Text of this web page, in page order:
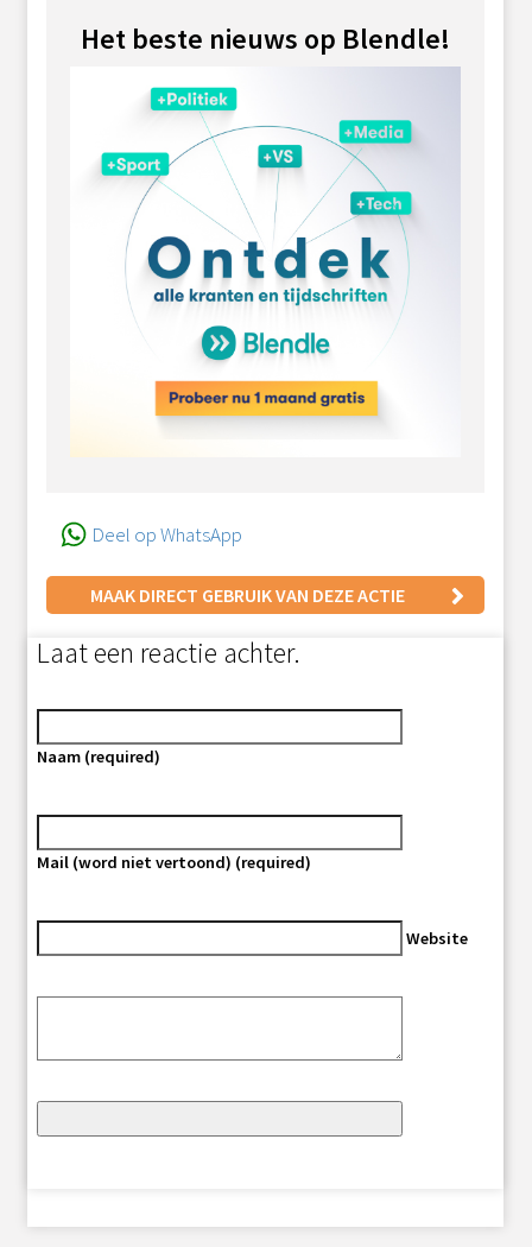
Het beste nieuws op Blendle!
Deel op WhatsApp
MAAK DIRECT GEBRUIK VAN DEZE ACTIE
Laat een reactie achter.
Naam (required)
Mail (word niet vertoond) (required)
Website